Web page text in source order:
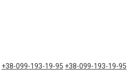
+38-099-193-19-95 +38-099-193-19-95